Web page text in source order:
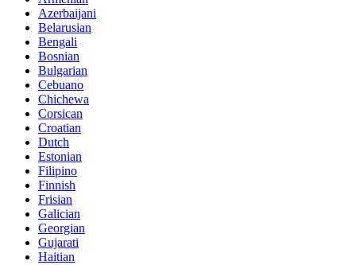
Azerbaijani
Belarusian
Bengali
Bosnian
Bulgarian
Cebuano
Chichewa
Corsican
Croatian
Dutch
Estonian
Filipino
Finnish
Frisian
Galician
Georgian
Gujarati
Haitian